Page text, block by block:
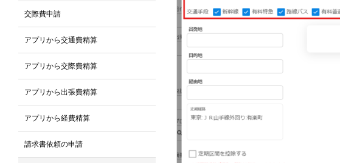
交際費申請
アプリから交通費精算
アプリから交際費精算
アプリから出張費精算
アプリから経費精算
請求書依頼の申請